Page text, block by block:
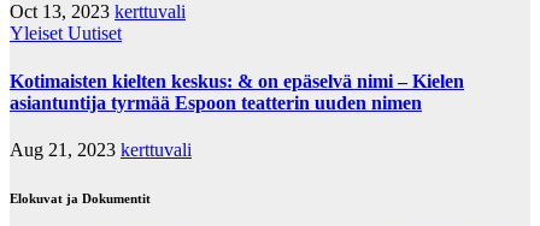
Oct 13, 2023 kerttuvali
Yleiset Uutiset
Kotimaisten kielten keskus: & on epäselvä nimi – Kielen
asiantuntija tyrmää Espoon teatterin uuden nimen
Aug 21, 2023 kerttuvali
Elokuvat ja Dokumentit